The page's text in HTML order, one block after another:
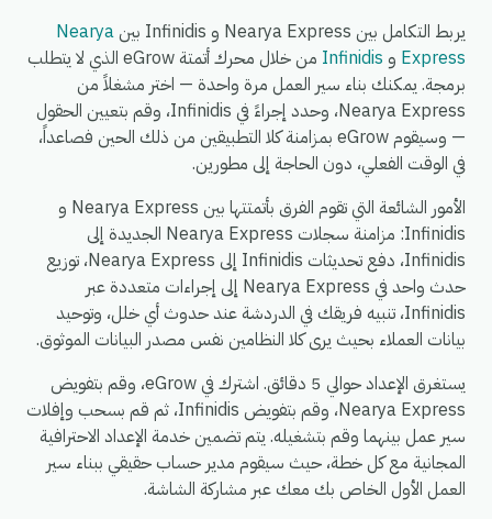
يربط التكامل بين Nearya Express و Infinidis بين
Nearya
Express و Infinidis
من خلال محرك أتمتة eGrow الذي لا يتطلب
برمجة. يمكنك بناء سير العمل مرة واحدة — اختر مشغلاً من
Nearya Express، وحدد إجراءً في Infinidis، وقم بتعيين الحقول
— وسيقوم eGrow بمزامنة كلا التطبيقين من ذلك الحين فصاعداً،
في الوقت الفعلي، دون الحاجة إلى مطورين.
الأمور الشائعة التي تقوم الفرق بأتمتتها بين Nearya Express و
Infinidis: مزامنة سجلات Nearya Express الجديدة إلى
Infinidis، دفع تحديثات Infinidis إلى Nearya Express، توزيع
حدث واحد في Nearya Express إلى إجراءات متعددة عبر
Infinidis، تنبيه فريقك في الدردشة عند حدوث أي خلل، وتوحيد
بيانات العملاء بحيث يرى كلا النظامين نفس مصدر البيانات الموثوق.
يستغرق الإعداد حوالي 5 دقائق. اشترك في eGrow، وقم بتفويض
Nearya Express، وقم بتفويض Infinidis، ثم قم بسحب وإفلات
سير عمل بينهما وقم بتشغيله. يتم تضمين خدمة الإعداد الاحترافية
المجانية مع كل خطة، حيث سيقوم مدير حساب حقيقي ببناء سير
العمل الأول الخاص بك معك عبر مشاركة الشاشة.